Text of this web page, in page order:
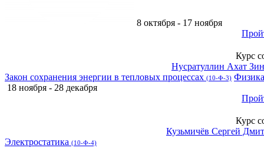
8 октября - 17 ноября
Курс
Нусратуллин Ахат
Закон сохранения энергии в тепловых процессах (10-Ф-3) Физика
18 ноября - 28 декабря
Курс
Кузьмичёв Сергей
Электростатика (10-Ф-4)